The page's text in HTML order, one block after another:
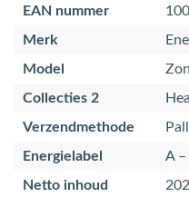
EAN nummer
Merk
Model
Collecties 2
Verzendmethode
Energielabel
A
Netto inhoud